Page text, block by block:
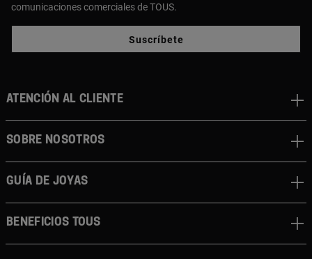
comunicaciones comerciales de TOUS.
Suscríbete
ATENCIÓN AL CLIENTE
SOBRE NOSOTROS
GUÍA DE JOYAS
BENEFICIOS TOUS